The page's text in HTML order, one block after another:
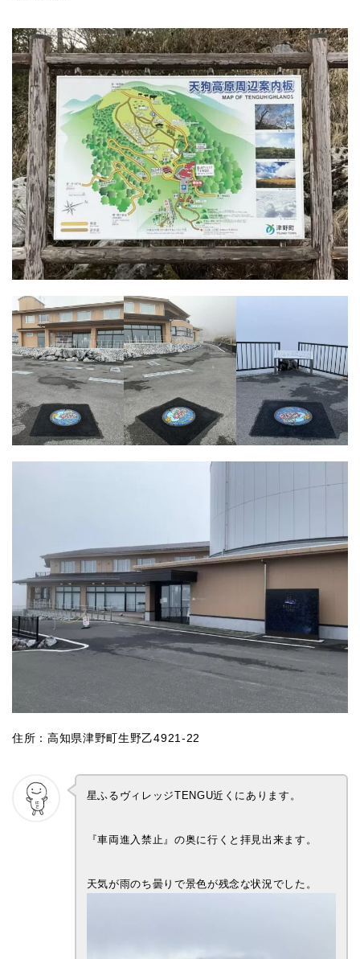
住所：高知県津野町生野乙4921-22
星ふるヴィレッジTENGU近くにあります。
『車両進入禁止』の奥に行くと拝見出来ます。
天気が雨のち曇りで景色が残念な状況でした。